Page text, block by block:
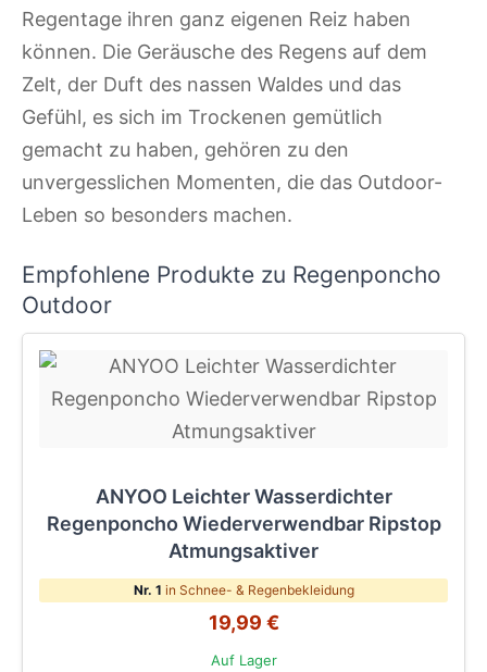
Regentage ihren ganz eigenen Reiz haben
können. Die Geräusche des Regens auf dem
Zelt, der Duft des nassen Waldes und das
Gefühl, es sich im Trockenen gemütlich
gemacht zu haben, gehören zu den
unvergesslichen Momenten, die das Outdoor-
Leben so besonders machen.
Empfohlene Produkte zu Regenponcho
Outdoor
ANYOO Leichter Wasserdichter
Regenponcho Wiederverwendbar Ripstop
Atmungsaktiver
Nr. 1 in Schnee- & Regenbekleidung
19,99 €
Auf Lager